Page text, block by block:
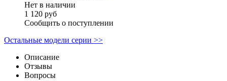
Нет в наличии
1 120 руб
Сообщить о поступлении
Остальные модели серии >>
Описание
Отзывы
Вопросы